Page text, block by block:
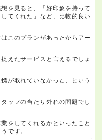
を見ると、「好印象を持って
てくれた」など、比較的良い
このプランがあったからアー
えたサービスと言えるでしょ
が取れていなかった、という
ッフの当たり外れの問題でし
をしてくれるかといったこと
です。